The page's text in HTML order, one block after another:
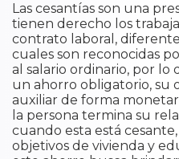
Las cesantías son una
tienen derecho los
contrato laboral,
cuales son reconocidas
al salario ordinario, por lo
un ahorro obligatorio, su
auxiliar de forma
la persona termina su
cuando esta está
objetivos de vivienda y